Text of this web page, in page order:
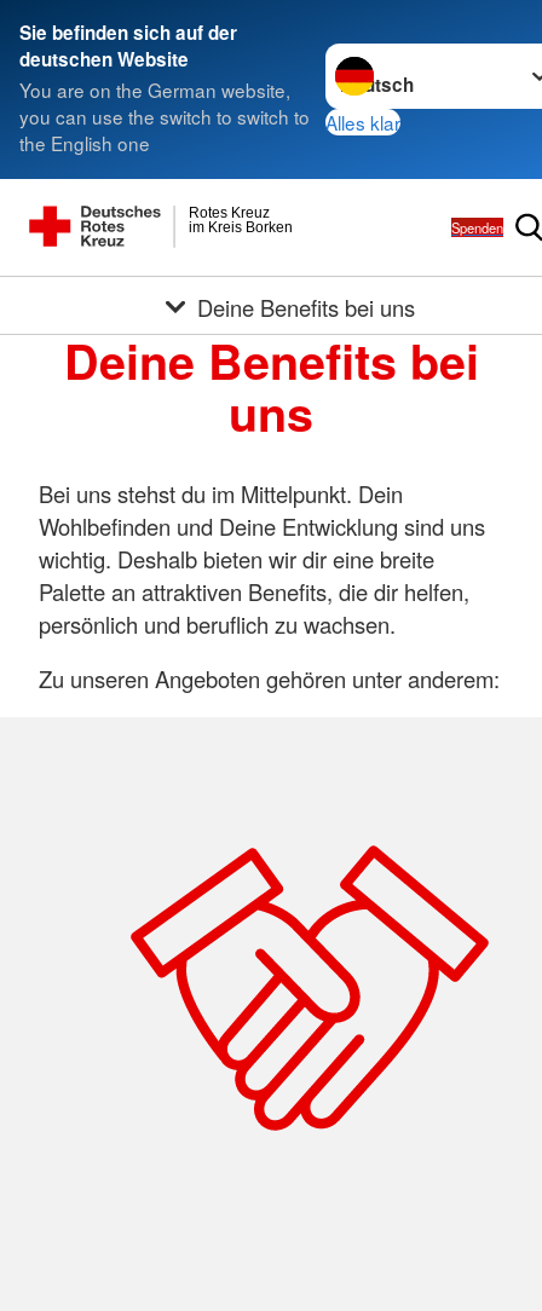
Sie befinden sich auf der
deutschen Website
You are on the German website,
you can use the switch to switch to
the English one
Sprache wechseln zu
Alles klar
im Kreis Borken
Rotes Kreuz
Spenden
Deine Benefits bei uns
Deine Benefits bei
uns
Bei uns stehst du im Mittelpunkt. Dein
Wohlbefinden und Deine Entwicklung sind uns
wichtig. Deshalb bieten wir dir eine breite
Palette an attraktiven Benefits, die dir helfen,
persönlich und beruflich zu wachsen.
Zu unseren Angeboten gehören unter anderem: